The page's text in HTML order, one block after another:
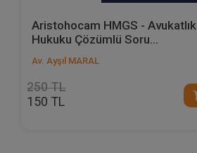
Aristohocam HMGS - Avukatlık
Hukuku Çözümlü Soru...
Av. Ayşıl MARAL
250 TL
150 TL